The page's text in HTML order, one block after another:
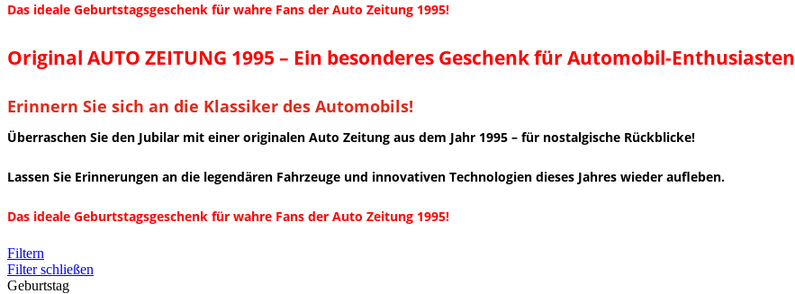
Das ideale Geburtstagsgeschenk für wahre Fans der Auto Zeitung 1995!
Original AUTO ZEITUNG 1995 – Ein besonderes Geschenk für Automobil-Enthusiasten
Erinnern Sie sich an die Klassiker des Automobils!
Überraschen Sie den Jubilar mit einer originalen Auto Zeitung aus dem Jahr 1995 – für nostalgische Rückblicke!
Lassen Sie Erinnerungen an die legendären Fahrzeuge und innovativen Technologien dieses Jahres wieder aufleben.
Das ideale Geburtstagsgeschenk für wahre Fans der Auto Zeitung 1995!
Filtern
Filter schließen
Geburtstag